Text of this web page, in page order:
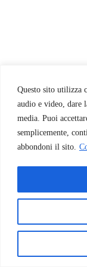
Questo sito utilizza
audio e video, dare
media. Puoi
semplicemente,
abbondoni il sito.